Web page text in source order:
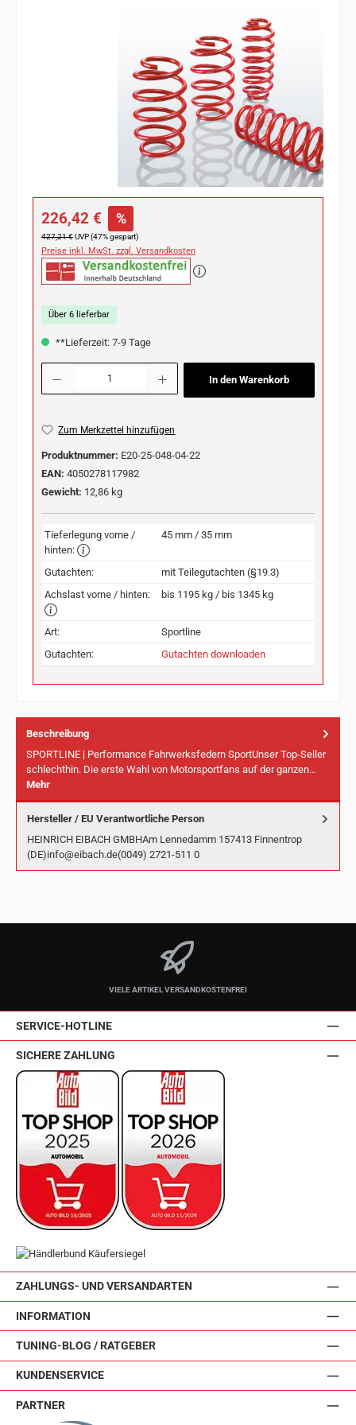
Verkaufspreis:
226,42 € %
Regulärer Preis:
427,21 €UVP (47% gespart)
Preise inkl. MwSt. zzgl. Versandkosten
Über 6 lieferbar
**Lieferzeit: 7-9 Tage
Produkt Anzahl: Gib den gewünschten Wert ein oder benutze die Schaltflächen
In den Warenkorb
Zum Merkzettel hinzufügen
Produktnummer: E20-25-048-04-22
EAN: 4050278117982
Gewicht: 12,86 kg
Tieferlegung vorne /
hinten:
45 mm / 35 mm
Gutachten:
mit Teilegutachten (§19.3)
Achslast vorne / hinten:
bis 1195 kg / bis 1345 kg
Art:
Sportline
Gutachten:
Gutachten downloaden
Beschreibung
SPORTLINE | Performance Fahrwerksfedern SportUnser Top-Seller
schlechthin. Die erste Wahl von Motorsportfans auf der ganzen…
Mehr
Hersteller / EU Verantwortliche Person
HEINRICH EIBACH GMBHAm Lennedamm 157413 Finnentrop
(DE)info@eibach.de(0049) 2721-511 0
VIELE ARTIKEL VERSANDKOSTENFREI
SERVICE-HOTLINE
ZAHLUNGS- UND VERSANDARTEN
INFORMATION
TUNING-BLOG / RATGEBER
KUNDENSERVICE
SICHERE ZAHLUNG
PARTNER